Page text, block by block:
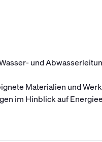
und
Materialien und
im Hinblick auf